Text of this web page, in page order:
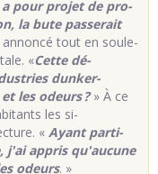
a pour pro­jet de pro­
la bute pas­se­rait
an­noncé tout en sou­le­
«Cette dé­
dun­ker­
les odeurs ?» À ce
les si­
« Ayant par­ti­
j'ai ap­pris qu'au­cune
odeurs. »